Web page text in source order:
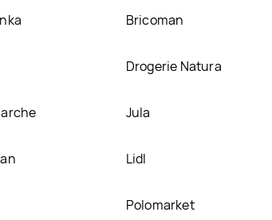
Bricoman
Drogerie Natura
Jula
Lidl
Polomarket